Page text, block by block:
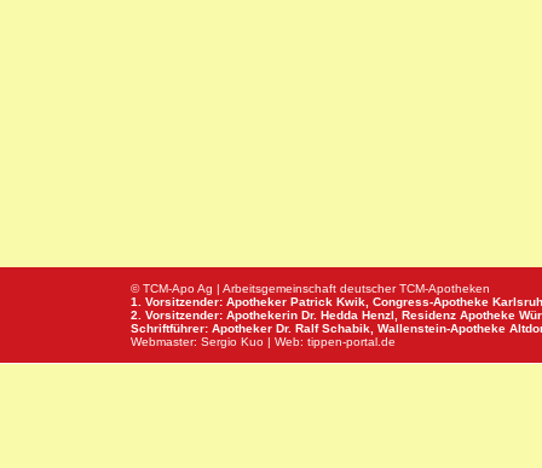
© TCM-Apo Ag | Arbeitsgemeinschaft deutscher TCM-Apotheken
1. Vorsitzender: Apotheker Patrick Kwik, Congress-Apotheke
2. Vorsitzender: Apothekerin Dr. Hedda Henzl, Residenz Apotheke
Schriftführer: Apotheker Dr. Ralf Schabik, Wallenstein-Apotheke
Webmaster: Sergio Kuo | Web: tippen-portal.de